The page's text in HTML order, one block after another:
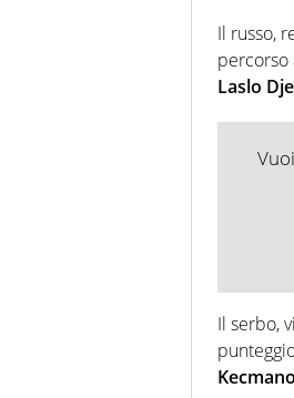
Il russo,
percorso
Laslo
Il serbo,